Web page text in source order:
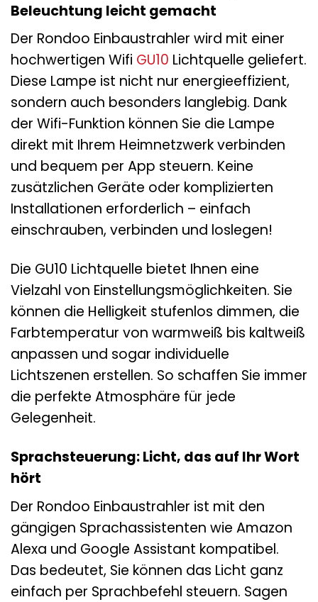
Beleuchtung leicht gemacht
Der Rondoo Einbaustrahler wird mit einer
hochwertigen Wifi GU10 Lichtquelle geliefert.
Diese Lampe ist nicht nur energieeffizient,
sondern auch besonders langlebig. Dank
der Wifi-Funktion können Sie die Lampe
direkt mit Ihrem Heimnetzwerk verbinden
und bequem per App steuern. Keine
zusätzlichen Geräte oder komplizierten
Installationen erforderlich – einfach
einschrauben, verbinden und loslegen!
Die GU10 Lichtquelle bietet Ihnen eine
Vielzahl von Einstellungsmöglichkeiten. Sie
können die Helligkeit stufenlos dimmen, die
Farbtemperatur von warmweiß bis kaltweiß
anpassen und sogar individuelle
Lichtszenen erstellen. So schaffen Sie immer
die perfekte Atmosphäre für jede
Gelegenheit.
Sprachsteuerung: Licht, das auf Ihr Wort
hört
Der Rondoo Einbaustrahler ist mit den
gängigen Sprachassistenten wie Amazon
Alexa und Google Assistant kompatibel.
Das bedeutet, Sie können das Licht ganz
einfach per Sprachbefehl steuern. Sagen